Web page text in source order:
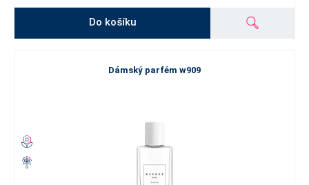
Do košíku
Dámský parfém w909